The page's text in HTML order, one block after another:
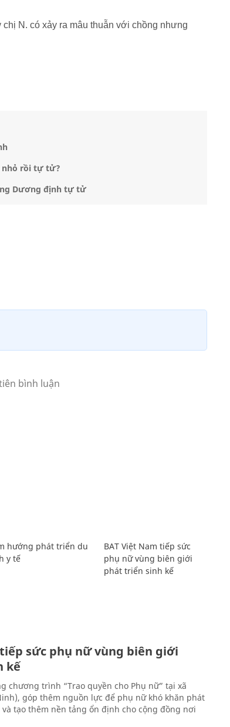
N. có xảy ra mâu thuẫn với chồng nhưng
nhỏ rồi tự tử?
Dương định tự tử
hướng phát triển du
y tế
BAT Việt Nam tiếp sức
phụ nữ vùng biên giới
phát triển sinh kế
sức phụ nữ vùng biên giới
kế
chương trình “Trao quyền cho Phụ nữ” tại xã
góp thêm nguồn lực để phụ nữ khó khăn phát
tạo thêm nền tảng ổn định cho cộng đồng nơi